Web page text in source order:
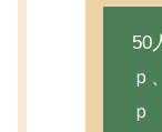
50
ｐ
ｐ